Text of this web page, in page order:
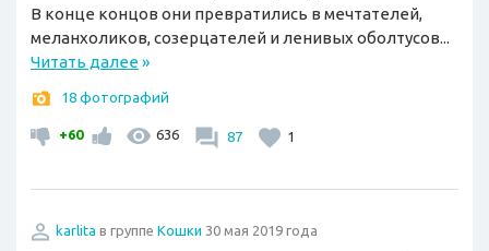
В конце концов они превратились в мечтателей,
меланхоликов, созерцателей и ленивых оболтусов...
Читать далее»
18 фотографий
+60 636 87 1
karlita в группе Кошки 30 мая 2019 года